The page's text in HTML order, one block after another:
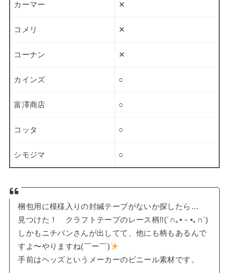
カーマー ✕
コメリ ✕
コーナン ✕
カインズ ○
富澤商店 ○
コッタ ○
シモジマ ○
梱包用に模様入りの封緘テープがないか探したら…
見つけた！ クラフトテープのレース柄!!(´∩｡• ᵕ •｡∩`)
しかもニチバンさんが出してて、他にも柄もあるんで
すよ〜やりますね(￣ー￣)
手前はヘッズというメーカーのビニール素材です。